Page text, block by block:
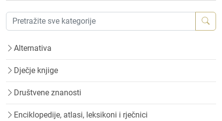
Alternativa
Dječje knjige
Društvene znanosti
Enciklopedije, atlasi, leksikoni i rječnici